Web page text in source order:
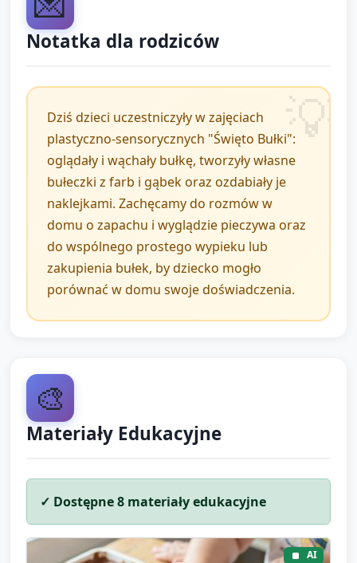
wąchaliśmy?" "Jak wygląda bułka?" — proste
odpowiedzi zachęcane.
co można robić w domu (np. wspólne pieczenie lub
wąchanie bułek).
Uwagi dla opiekuna (wskazówki praktyczne w czasie
zajęć):
Zachęcaj do krótkich wypowiedzi, powtarzaj słowa
kluczowe.
— pokazuj czynności krok po kroku.
dzieci muszą wykonać pełną dekorację.
Notatka dla rodziców
Dziś dzieci uczestniczyły w zajęciach
plastyczno-sensorycznych "Święto Bułki":
oglądały i wąchały bułkę, tworzyły własne
bułeczki z farb i gąbek oraz ozdabiały je
naklejkami. Zachęcamy do rozmów w
domu o zapachu i wyglądzie pieczywa oraz
do wspólnego prostego wypieku lub
zakupienia bułek, by dziecko mogło
porównać w domu swoje doświadczenia.
🎨
Materiały Edukacyjne
✓ Dostępne8 materiały edukacyjne
AI